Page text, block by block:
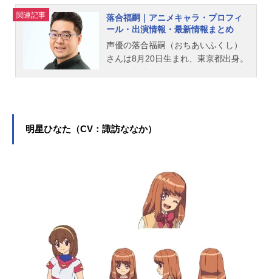
関連記事
落合福嗣｜アニメキャラ・プロフィ
ール・出演情報・最新情報まとめ
声優の落合福嗣（おちあいふくし）
さんは8月20日生まれ、東京都出身。
落合福嗣さんのオススメ記事をご紹
明星ひなた（CV：諏訪ななか）